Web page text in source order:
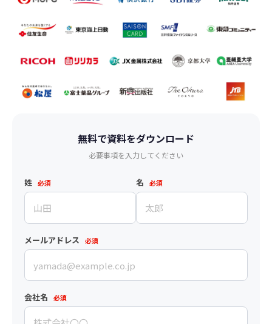
無料で資料をダウンロード
必要事項を入力してください
姓 必須 名 必須
メールアドレス 必須
会社名 必須